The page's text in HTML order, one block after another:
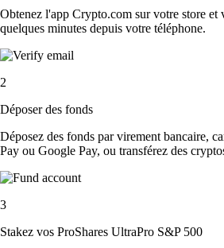
Obtenez l'app Crypto.com sur votre store et
quelques minutes depuis votre téléphone.
2
Déposer des fonds
Déposez des fonds par virement bancaire,
Pay ou Google Pay, ou transférez des
3
Stakez vos ProShares UltraPro S&P 500